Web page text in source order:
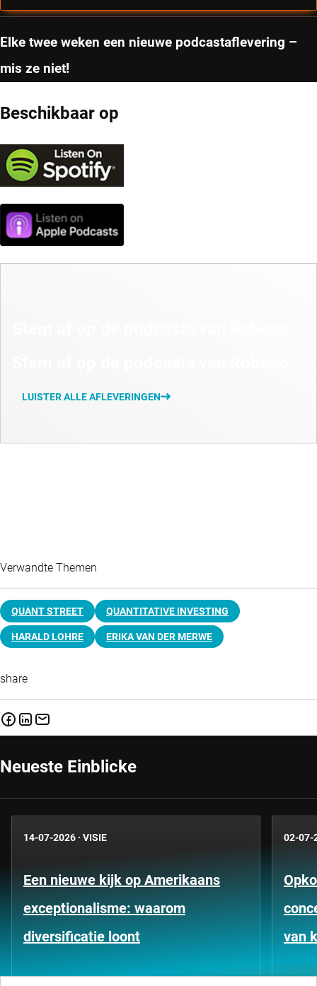
Elke twee weken een nieuwe podcastaflevering –
mis ze niet!
Beschikbaar op
LUISTER ALLE AFLEVERINGEN
Verwandte Themen
QUANT STREET QUANTITATIVE INVESTING
HARALD LOHRE ERIKA VAN DER MERWE
share
Neueste Einblicke
14-07-2026 · VISIE
Een nieuwe kijk op Amerikaans
exceptionalisme: waarom
diversificatie loont
02-07-
van